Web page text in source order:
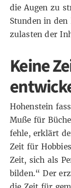
die Augen zu
Stunden in den
zulasten der
Keine
Hohenstein
Muße für
fehle, erklärt
Zeit für
Zeit, sich als
bilden.“ Der